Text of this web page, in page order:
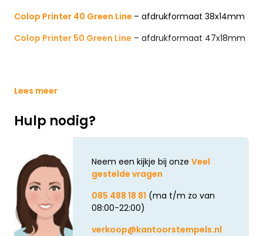
Colop Printer 40 Green Line – afdrukformaat 38x14mm
Colop Printer 50 Green Line – afdrukformaat 47x18mm
Lees meer
Hulp nodig?
Neem een kijkje bij onze Veel
gestelde vragen
085 488 18 81 (ma t/m zo van
08:00-22:00)
verkoop@kantoorstempels.nl